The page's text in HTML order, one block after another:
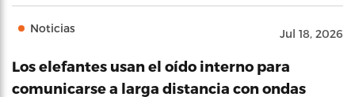
Noticias Jul 18, 2026
Los elefantes usan el oído interno para
comunicarse a larga distancia con ondas